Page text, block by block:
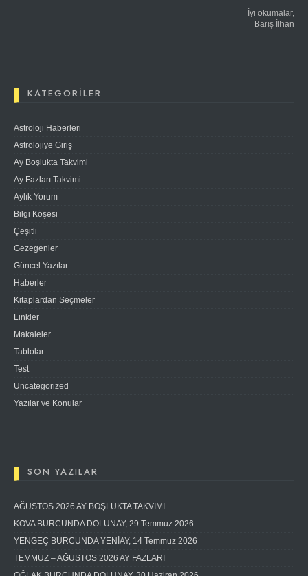
İyi okumalar,
Barış İlhan
KATEGORILER
Astroloji Haberleri
Astrolojiye Giriş
Ay Boşlukta Takvimi
Ay Fazları Takvimi
Aylık Yorum
Bilgi Köşesi
Çeşitli
Gezegenler
Güncel Yazılar
Haberler
Kitaplardan Seçmeler
Linkler
Makaleler
Tablolar
Test
Uncategorized
Yazılar ve Konular
SON YAZILAR
AĞUSTOS 2026 AY BOŞLUKTA TAKVİMİ
KOVA BURCUNDA DOLUNAY, 29 Temmuz 2026
YENGEÇ BURCUNDA YENİAY, 14 Temmuz 2026
TEMMUZ – AĞUSTOS 2026 AY FAZLARI